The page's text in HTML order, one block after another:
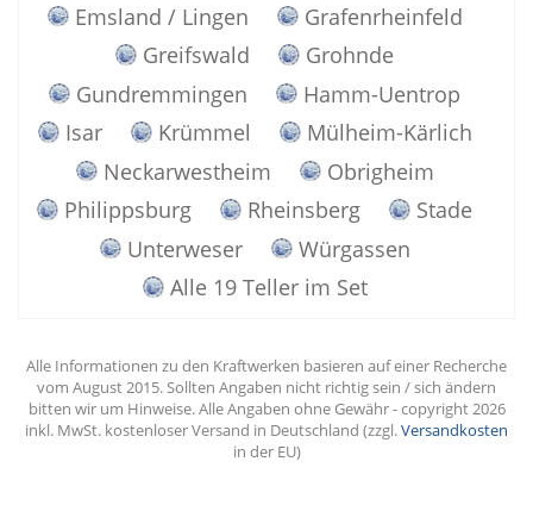
Emsland / Lingen
Grafenrheinfeld
Greifswald
Grohnde
Gundremmingen
Hamm-Uentrop
Isar
Krümmel
Mülheim-Kärlich
Neckarwestheim
Obrigheim
Philippsburg
Rheinsberg
Stade
Unterweser
Würgassen
Alle 19 Teller im Set
Alle Informationen zu den Kraftwerken basieren auf einer Recherche
vom August 2015. Sollten Angaben nicht richtig sein / sich ändern
bitten wir um Hinweise. Alle Angaben ohne Gewähr - copyright 2026
inkl. MwSt. kostenloser Versand in Deutschland (zzgl.Versandkosten
in der EU)